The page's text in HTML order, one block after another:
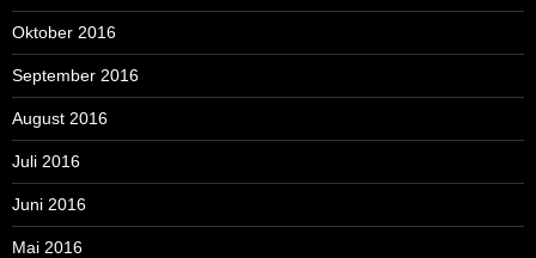
Oktober 2016
September 2016
August 2016
Juli 2016
Juni 2016
Mai 2016